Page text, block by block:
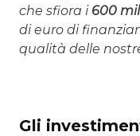
che sfiora i 600
di euro di
qualità delle
Gli